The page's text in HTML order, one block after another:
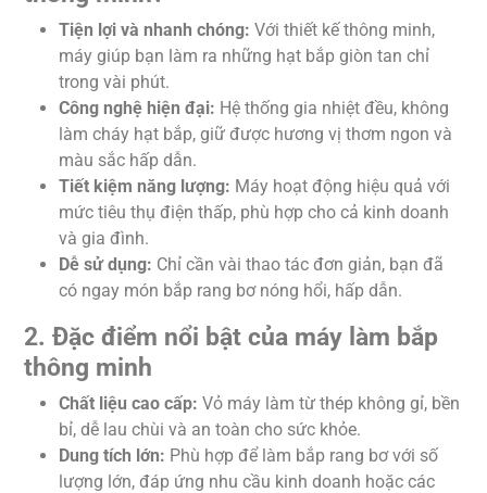
Tiện lợi và nhanh chóng: Với thiết kế thông minh,
máy giúp bạn làm ra những hạt bắp giòn tan chỉ
trong vài phút.
Công nghệ hiện đại: Hệ thống gia nhiệt đều, không
làm cháy hạt bắp, giữ được hương vị thơm ngon và
màu sắc hấp dẫn.
Tiết kiệm năng lượng: Máy hoạt động hiệu quả với
mức tiêu thụ điện thấp, phù hợp cho cả kinh doanh
và gia đình.
Dễ sử dụng: Chỉ cần vài thao tác đơn giản, bạn đã
có ngay món bắp rang bơ nóng hổi, hấp dẫn.
2. Đặc điểm nổi bật của máy làm bắp
thông minh
Chất liệu cao cấp: Vỏ máy làm từ thép không gỉ, bền
bỉ, dễ lau chùi và an toàn cho sức khỏe.
Dung tích lớn: Phù hợp để làm bắp rang bơ với số
lượng lớn, đáp ứng nhu cầu kinh doanh hoặc các